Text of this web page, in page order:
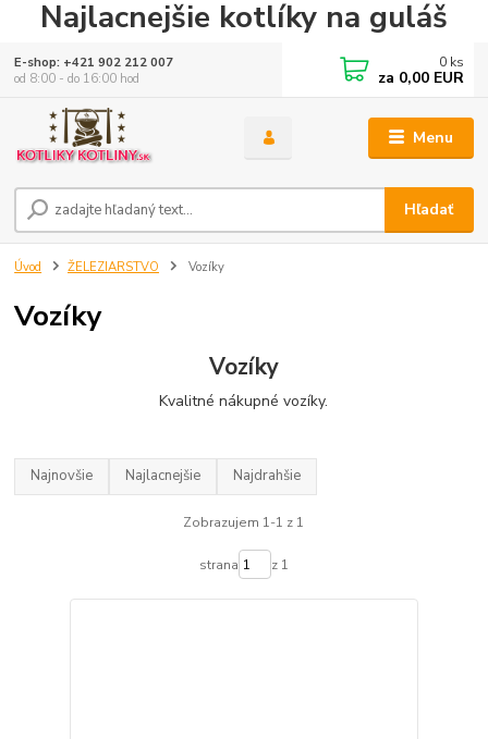
Najlacnejšie kotlíky na guláš
Menu
Hľadať
E-shop: +421 902 212 007
od 8:00 - do 16:00 hod
0 ks
za 0,00 EUR
Úvod ŽELEZIARSTVO Vozíky
Vozíky
Vozíky
Kvalitné nákupné vozíky.
Najnovšie Najlacnejšie Najdrahšie
Zobrazujem 1-1 z 1
strana z 1